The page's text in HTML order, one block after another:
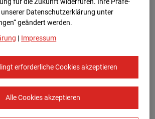
für die Zukunft widerrufen. Ihre Prä­fe­
unserer Datenschutzerklärung unter
geändert werden.
| Impressum
erforderliche Cookies akzeptieren
Alle Cookies akzeptieren